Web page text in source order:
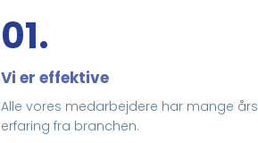
01.
Vi er effektive
Alle vores medarbejdere har mange års
erfaring fra branchen.